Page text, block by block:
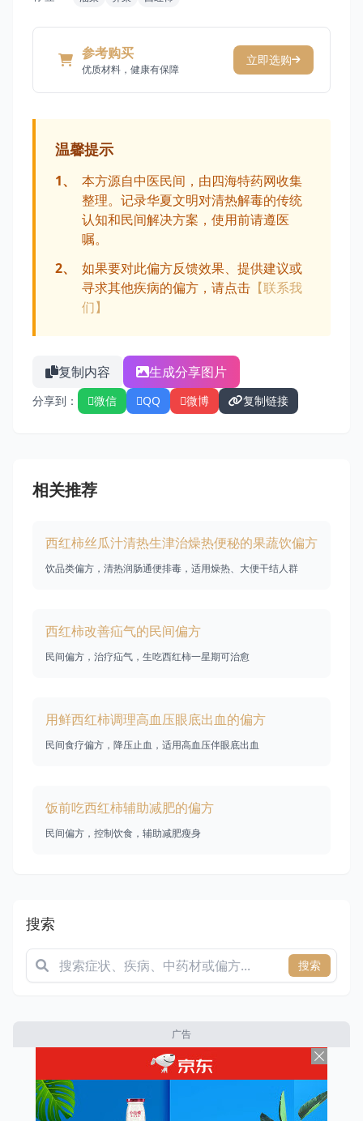
参考购买
优质材料，健康有保障
立即选购
温馨提示
1、
本方源自中医民间，由四海特药网收集
整理。记录华夏文明对清热解毒的传统
认知和民间解决方案，使用前请遵医
嘱。
2、
如果要对此偏方反馈效果、提供建议或
寻求其他疾病的偏方，请点击 【联系我
们】
复制内容 生成分享图片
分享到： 微信 QQ 微博 复制链接
相关推荐
西红柿丝瓜汁清热生津治燥热便秘的果蔬饮偏方
饮品类偏方，清热润肠通便排毒，适用燥热、大便干结人群
西红柿改善疝气的民间偏方
民间偏方，治疗疝气，生吃西红柿一星期可治愈
用鲜西红柿调理高血压眼底出血的偏方
民间食疗偏方，降压止血，适用高血压伴眼底出血
饭前吃西红柿辅助减肥的偏方
民间偏方，控制饮食，辅助减肥瘦身
搜索
搜索
广告